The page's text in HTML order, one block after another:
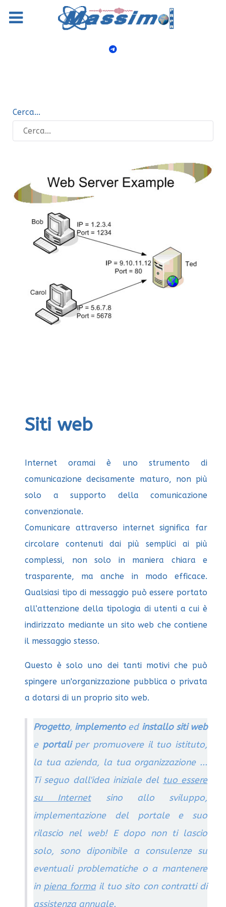
Cerca...
Siti web
Internet oramai è uno strumento di
comunicazione decisamente maturo, non più
solo a supporto della comunicazione
convenzionale.
Comunicare attraverso internet significa far
circolare contenuti dai più semplici ai più
complessi, non solo in maniera chiara e
trasparente, ma anche in modo efficace.
Qualsiasi tipo di messaggio può essere portato
all’attenzione della tipologia di utenti a cui è
indirizzato mediante un sito web che contiene
il messaggio stesso.
Questo è solo uno dei tanti motivi che può
spingere un'organizzazione pubblica o privata
a dotarsi di un proprio sito web.
Progetto, implementoed installo siti web
e portaliper promuovere il tuo istituto,
la tua azienda, la tua organizzazione ...
Ti seguo dall'idea iniziale del tuo essere
su Internetsino allo sviluppo,
implementazione del portale e suo
rilascio nel web! E dopo non ti lascio
solo, sono diponibile a consulenze su
eventuali problematiche o a mantenere
in piena formail tuo sito con contratti di
assistenza annuale.